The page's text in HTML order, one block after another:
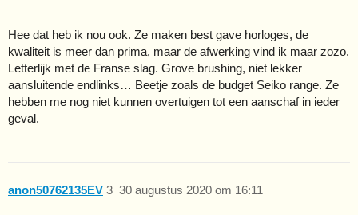
Hee dat heb ik nou ook. Ze maken best gave horloges, de
kwaliteit is meer dan prima, maar de afwerking vind ik maar zozo.
Letterlijk met de Franse slag. Grove brushing, niet lekker
aansluitende endlinks… Beetje zoals de budget Seiko range. Ze
hebben me nog niet kunnen overtuigen tot een aanschaf in ieder
geval.
anon50762135EV 30 augustus 2020 om 16:11
3